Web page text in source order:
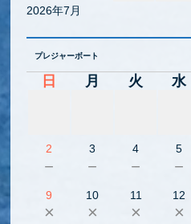
2026年7月
プレジャーボート
日 月 火 水
2
－
3
－
4
－
5
－
9
×
10
×
11
×
12
×